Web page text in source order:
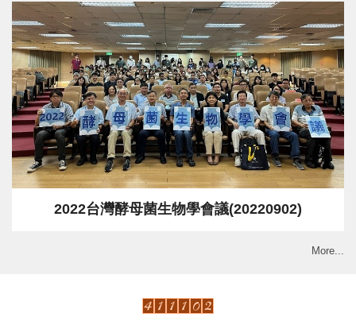
2022台灣酵母菌生物學會議(20220902)
More...